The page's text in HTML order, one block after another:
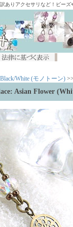
ありアクセサリなど！ビー
White (モノトーン)
Asian Flower